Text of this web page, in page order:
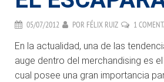
05/07/2012 POR FÉLIX RUIZ 1
En la actualidad, una de las
auge dentro del merchandising es
cual posee una gran importancia